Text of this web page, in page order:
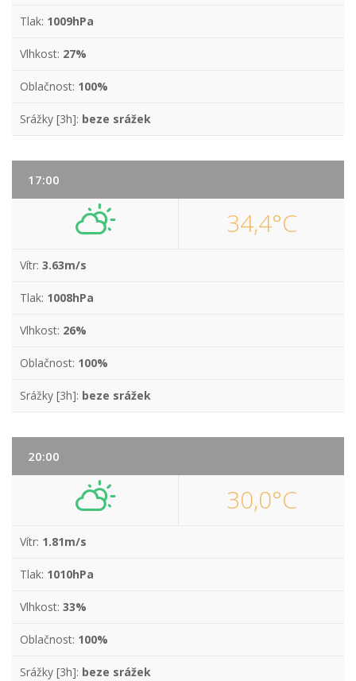
Tlak: 1009hPa
Vlhkost: 27%
Oblačnost: 100%
Srážky [3h]: beze srážek
17:00
34,4°C
Vítr: 3.63m/s
Tlak: 1008hPa
Vlhkost: 26%
Oblačnost: 100%
Srážky [3h]: beze srážek
20:00
30,0°C
Vítr: 1.81m/s
Tlak: 1010hPa
Vlhkost: 33%
Oblačnost: 100%
Srážky [3h]: beze srážek